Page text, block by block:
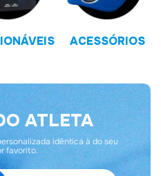
ACESSÓRIOS
ATLETA
idêntica à do seu
favorito.